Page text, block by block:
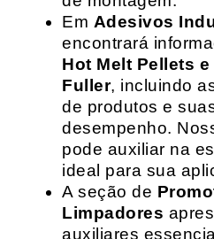
Em Adesivos
encontrará
Hot Melt Pellets
Fuller, incluindo
de produtos e
desempenho.
pode auxiliar na
ideal para sua
A seção de
Limpadores
auxiliares